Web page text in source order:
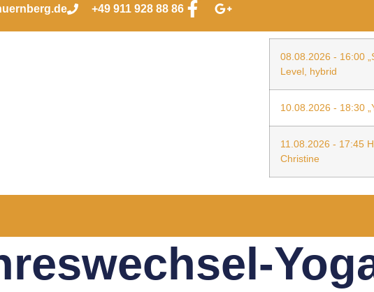
+49 911 928 88 86
08.08.2026 - 16:00
Level, hybrid
10.08.2026 - 18:30
11.08.2026 - 17:45
Christine